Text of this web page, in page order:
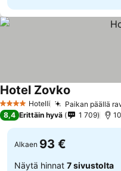
4 Tähtiluokitus
Hotelli
Hotel Zovko
8,4 Erittäin hyvä 1 709
Alkaen 93 €
Näytä hinnat 7 sivustolta